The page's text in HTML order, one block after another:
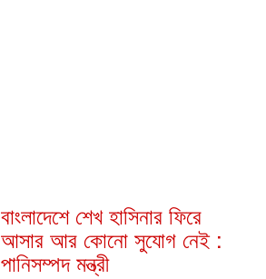
বাংলাদেশে শেখ হাসিনার ফিরে
আসার আর কোনো সুযোগ নেই :
পানিসম্পদ মন্ত্রী